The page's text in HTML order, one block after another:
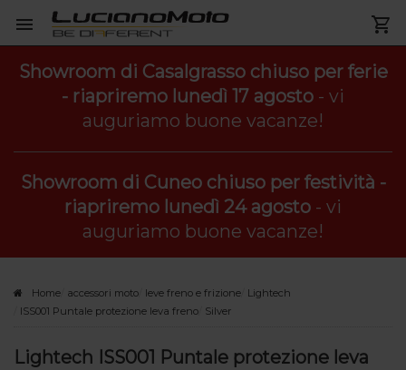
Showroom di Casalgrasso chiuso per ferie
- riapriremo lunedì 17 agosto - vi
auguriamo buone vacanze!
Showroom di Cuneo chiuso per festività -
riapriremo lunedì 24 agosto - vi
auguriamo buone vacanze!
Home accessori moto leve freno e frizione Lightech
ISS001 Puntale protezione leva freno Silver
Lightech ISS001 Puntale protezione leva